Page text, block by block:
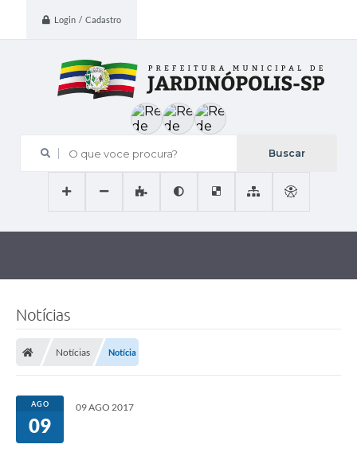
Login / Cadastro
O que voce procura?
Notícias
Notícias Notícia
AGO
09
09 AGO 2017